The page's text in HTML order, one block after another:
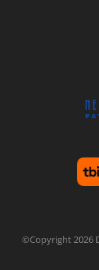
©Copyright 2026